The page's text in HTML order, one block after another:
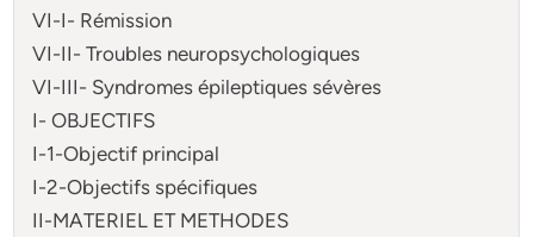
VI-I- Rémission
VI-II- Troubles neuropsychologiques
VI-III- Syndromes épileptiques sévères
I- OBJECTIFS
I-1-Objectif principal
I-2-Objectifs spécifiques
II-MATERIEL ET METHODES